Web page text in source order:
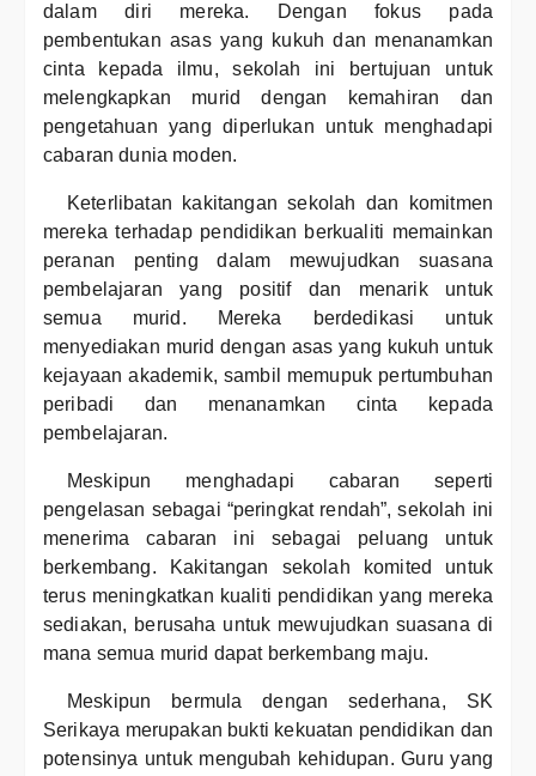
dalam diri mereka. Dengan fokus pada
pembentukan asas yang kukuh dan menanamkan
cinta kepada ilmu, sekolah ini bertujuan untuk
melengkapkan murid dengan kemahiran dan
pengetahuan yang diperlukan untuk menghadapi
cabaran dunia moden.
Keterlibatan kakitangan sekolah dan komitmen
mereka terhadap pendidikan berkualiti memainkan
peranan penting dalam mewujudkan suasana
pembelajaran yang positif dan menarik untuk
semua murid. Mereka berdedikasi untuk
menyediakan murid dengan asas yang kukuh untuk
kejayaan akademik, sambil memupuk pertumbuhan
peribadi dan menanamkan cinta kepada
pembelajaran.
Meskipun menghadapi cabaran seperti
pengelasan sebagai “peringkat rendah”, sekolah ini
menerima cabaran ini sebagai peluang untuk
berkembang. Kakitangan sekolah komited untuk
terus meningkatkan kualiti pendidikan yang mereka
sediakan, berusaha untuk mewujudkan suasana di
mana semua murid dapat berkembang maju.
Meskipun bermula dengan sederhana, SK
Serikaya merupakan bukti kekuatan pendidikan dan
potensinya untuk mengubah kehidupan. Guru yang